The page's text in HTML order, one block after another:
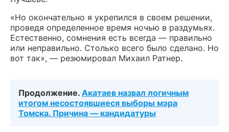
«Но окончательно я укрепился в своем решении,
проведя определенное время ночью в раздумьях.
Естественно, сомнения есть всегда — правильно
или неправильно. Столько всего было сделано. Но
вот так», — резюмировал Михаил Ратнер.
Продолжение. Акатаев назвал логичным
итогом несостоявшиеся выборы мэра
Томска. Причина — кандидатуры